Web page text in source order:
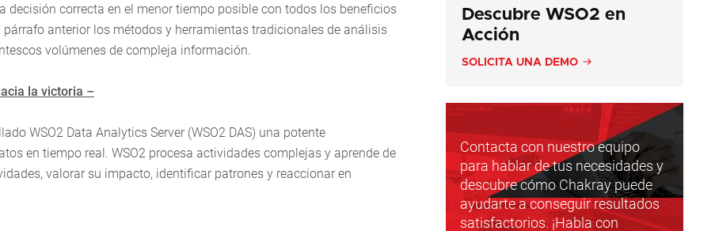
correcta en el menor tiempo posible con todos los beneficios
anterior los métodos y herramientas tradicionales de análisis
volúmenes de compleja información.
la victoria –
WSO2 Data Analytics Server (WSO2 DAS) una potente
en tiempo real. WSO2 procesa actividades complejas y aprende de
valorar su impacto, identificar patrones y reaccionar en
Descubre WSO2 en
Acción
SOLICITA UNA DEMO
Contacta con nuestro equipo
para hablar de tus necesidades y
descubre cómo Chakray puede
ayudarte a conseguir resultados
satisfactorios. ¡Habla con